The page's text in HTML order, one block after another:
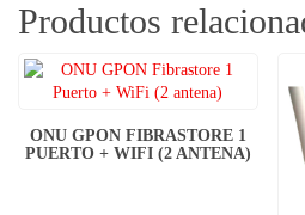
Productos
ONU GPON FIBRASTORE 1
PUERTO + WIFI (2 ANTENA)